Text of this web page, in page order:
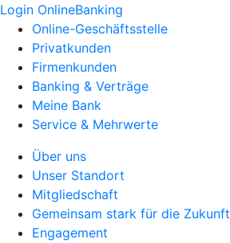
Login OnlineBanking
Online-Geschäftsstelle
Privatkunden
Firmenkunden
Banking & Verträge
Meine Bank
Service & Mehrwerte
Über uns
Unser Standort
Mitgliedschaft
Gemeinsam stark für die Zukunft
Engagement